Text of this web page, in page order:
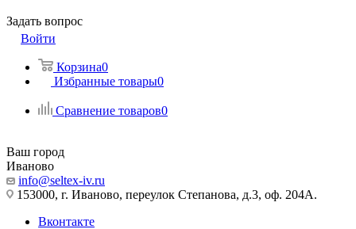
Задать вопрос
Войти
Корзина0
Избранные товары0
Сравнение товаров0
Ваш город
Иваново
info@seltex-iv.ru
153000, г. Иваново, переулок Степанова, д.3, оф. 204А.
Вконтакте